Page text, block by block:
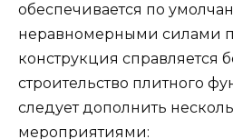
обеспечивается по
неравномерными силами
конструкция справляется
строительство плитного
следует дополнить
мероприятиями: